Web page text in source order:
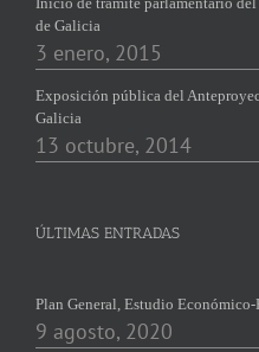
de Galicia
3 enero, 2015
Exposición pública del
Galicia
13 octubre, 2014
ÚLTIMAS ENTRADAS
Plan General, Estudio
9 agosto, 2020